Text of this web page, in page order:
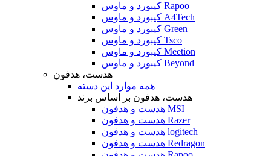
کیبورد و ماوس Rapoo
کیبورد و ماوس A4Tech
کیبورد و ماوس Green
کیبورد و ماوس Tsco
کیبورد و ماوس Meetion
کیبورد و ماوس Beyond
هدست، هدفون
همه موارد این دسته
هدست، هدفون بر اساس برند
هدست و هدفون MSI
هدست و هدفون Razer
هدست و هدفون logitech
هدست و هدفون Redragon